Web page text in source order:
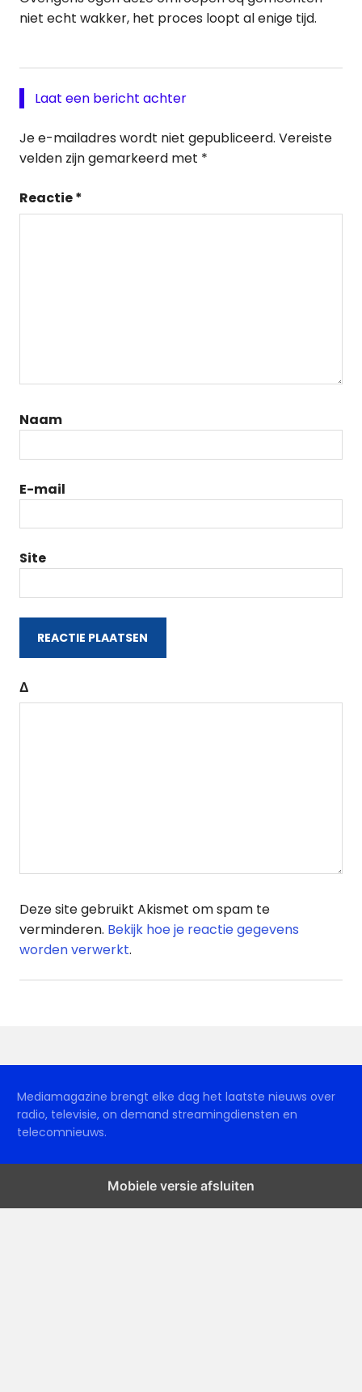
niet echt wakker, het proces loopt al enige tijd.
Laat een bericht achter
Je e-mailadres wordt niet gepubliceerd. Vereiste
velden zijn gemarkeerd met *
Reactie*
Naam
E-mail
Site
Δ
Deze site gebruikt Akismet om spam te
verminderen. Bekijk hoe je reactie gegevens
worden verwerkt.
Mediamagazine brengt elke dag het laatste nieuws over
radio, televisie, on demand streamingdiensten en
telecomnieuws.
Mobiele versie afsluiten